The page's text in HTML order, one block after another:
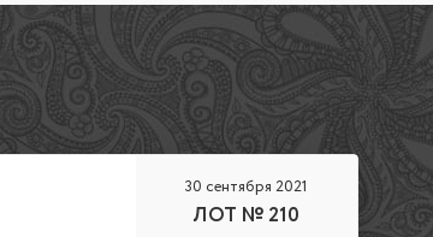
30 сентября 2021
ЛОТ № 210